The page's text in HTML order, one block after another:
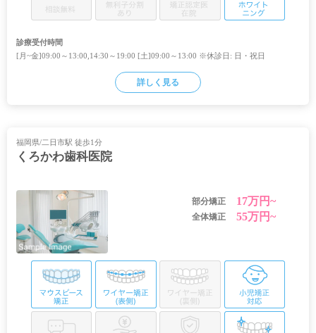
診療受付時間
[月~金]09:00～13:00,14:30～19:00 [土]09:00～13:00 ※休診日: 日・祝日
詳しく見る
福岡県/二日市駅 徒歩1分
くろかわ歯科医院
部分矯正 17万円~
全体矯正 55万円~